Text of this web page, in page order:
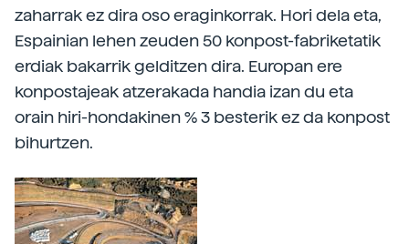
zaharrak ez dira oso eraginkorrak. Hori dela eta,
Espainian lehen zeuden 50 konpost-fabriketatik
erdiak bakarrik gelditzen dira. Europan ere
konpostajeak atzerakada handia izan du eta
orain hiri-hondakinen % 3 besterik ez da konpost
bihurtzen.